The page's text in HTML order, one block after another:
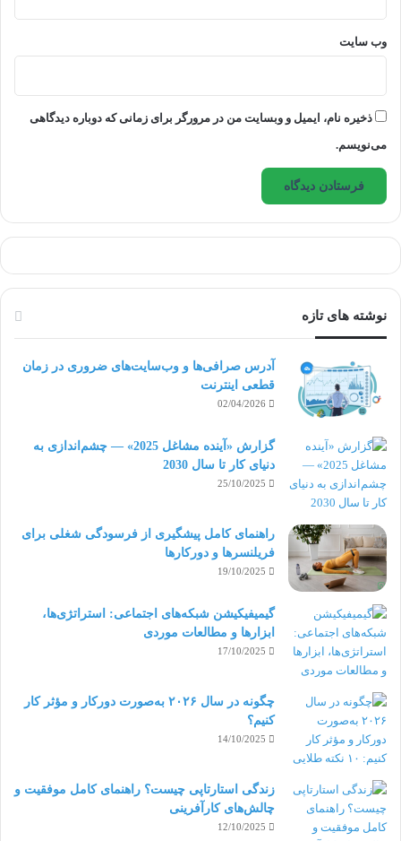
چه زمان‌هایی مجاز هستند که برای شما پیام
بفرستند.
بیشتر بخوانید: چگونه می‌توانیم مناسب‌ترین فرد برای
دورکاری را استخدام کنیم؟
6. ایجاد نکردن فرایندهای آموزشی
وقتی کارمندی شروع به کار می‌کند، باید فرایندها،
ابزارها، جزئیات شغلی و فرهنگ شرکت جدید را بیاموزد
و این کار معمولاٌ به زمان نسبتاً زیادی نیاز دارد. این فرایند
ممکن است برای نیروهای دورکار سخت‌تر باشد و به
فرصت بیشتری برای مسلط شدن به فضای سازمان نیاز
داشته باشند. زیرا این افراد نمی‌توانند به سراغ کسی
بروند و سؤالاتشان را از او بپرسند.
می‌توانید با گنجاندن آموزش به عنوان بخشی از فرآیند
پرورش نیروهای دورکار و همکاری با آنها، خروجی بهتری
از کارشان دریافت کنید. این کار را می‌توانید به دو صورت
انجام دهید:
همزمان
وب‌ سایت
ذخیره نام، ایمیل و وبسایت من در مرورگر برای زمانی که دوباره دیدگاهی
می‌نویسم.
نوشته های تازه
آدرس صرافی‌ها و وب‌سایت‌های ضروری در زمان
قطعی اینترنت
02/04/2026
گزارش «آینده مشاغل 2025» — چشم‌اندازی به
دنیای کار تا سال 2030
25/10/2025
راهنمای کامل پیشگیری از فرسودگی شغلی برای
فریلنسرها و دورکارها
19/10/2025
گیمیفیکیشن شبکه‌های اجتماعی: استراتژی‌ها،
ابزارها و مطالعات موردی
17/10/2025
چگونه در سال ۲۰۲۶ به‌صورت دورکار و مؤثر کار
کنیم؟
14/10/2025
زندگی استارتاپی چیست؟ راهنمای کامل موفقیت و
چالش‌های کارآفرینی
12/10/2025